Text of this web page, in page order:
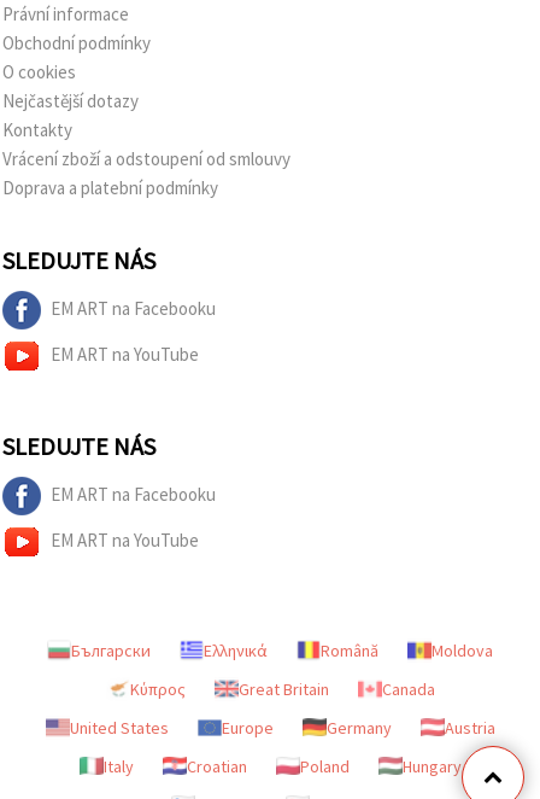
Právní informace
Obchodní podmínky
O cookies
Nejčastější dotazy
Kontakty
Vrácení zboží a odstoupení od smlouvy
Doprava a platební podmínky
SLEDUJTE NÁS
EM ART na Facebooku
EM ART na YouTube
SLEDUJTE NÁS
EM ART na Facebooku
EM ART na YouTube
Български Ελληνικά Română
Moldova
Κύπρος
Great Britain
Canada
United States
Europe Germany
Austria
Italy
Croatian Poland
Hungary